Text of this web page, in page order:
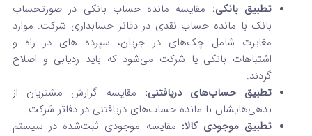
تطبیق بانکی: مقایسه مانده حساب بانکی در صورتحساب
بانک با مانده حساب نقدی در دفاتر حسابداری شرکت. موارد
مغایرت شامل چک‌های در جریان، سپرده‌ های در راه و
اشتباهات بانکی یا شرکت می‌شود که باید ردیابی و اصلاح
گردند.
تطبیق حساب‌های دریافتنی: مقایسه گزارش مشتریان از
بدهی‌هایشان با مانده حساب‌های دریافتنی در دفاتر شرکت.
تطبیق موجودی کالا: مقایسه موجودی ثبت‌شده در سیستم